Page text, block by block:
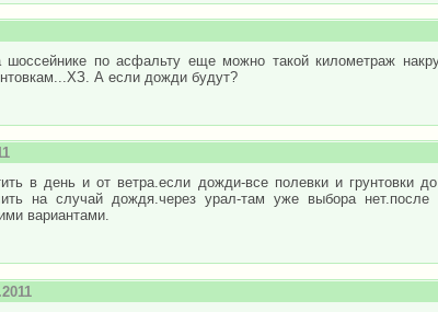
по асфальту еще можно такой километраж
А если дожди будут?
в день и от ветра.если дожди-все полевки и грунтовки
на случай дождя.через урал-там уже выбора нет.после
вариантами.